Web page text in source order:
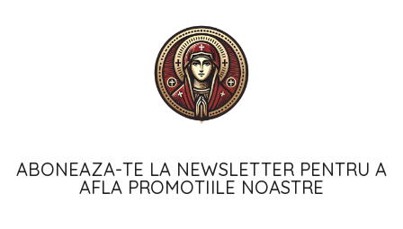
ABONEAZA-TE LA NEWSLETTER PENTRU A
AFLA PROMOTIILE NOASTRE